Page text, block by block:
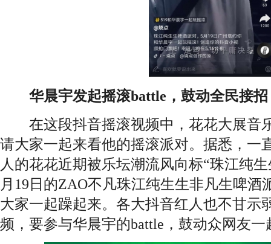
华晨宇发起摇滚battle，鼓动全民接招
在这段抖音摇滚视频中，花花大展音
请大家一起来看他的摇滚派对。据悉，一
人的花花近期被乐坛潮流风向标“珠江纯
月19日的ZAO不凡珠江纯生生非凡生啤酒
大家一起躁起来。各大抖音红人也不甘示
频，要参与华晨宇的battle，鼓动众网友一